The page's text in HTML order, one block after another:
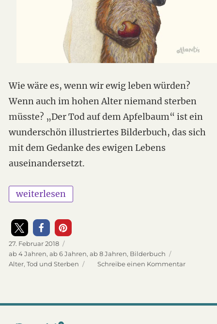
Wie wäre es, wenn wir ewig leben würden?
Wenn auch im hohen Alter niemand sterben
müsste? „Der Tod auf dem Apfelbaum“ ist ein
wunderschön illustriertes Bilderbuch, das sich
mit dem Gedanke des ewigen Lebens
auseinandersetzt.
„Der Tod auf dem Apfelbaum“
weiterlesen
Veröffentlicht
am
27. Februar 2018
Kategorien
ab 4 Jahren, ab 6 Jahren, ab 8 Jahren, Bilderbuch
Schlagwörter
Alter, Tod und Sterben Schreibe einen Kommentarzu
dem